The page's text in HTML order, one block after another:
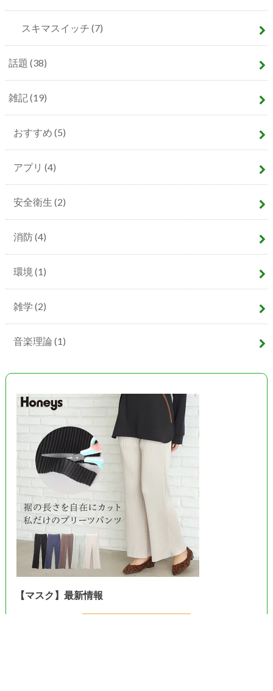
スキマスイッチ (7)
話題 (38)
雑記(19)
おすすめ (5)
アプリ (4)
安全衛生 (2)
消防(4)
環境 (1)
雑学 (2)
音楽理論 (1)
【マスク】最新情報